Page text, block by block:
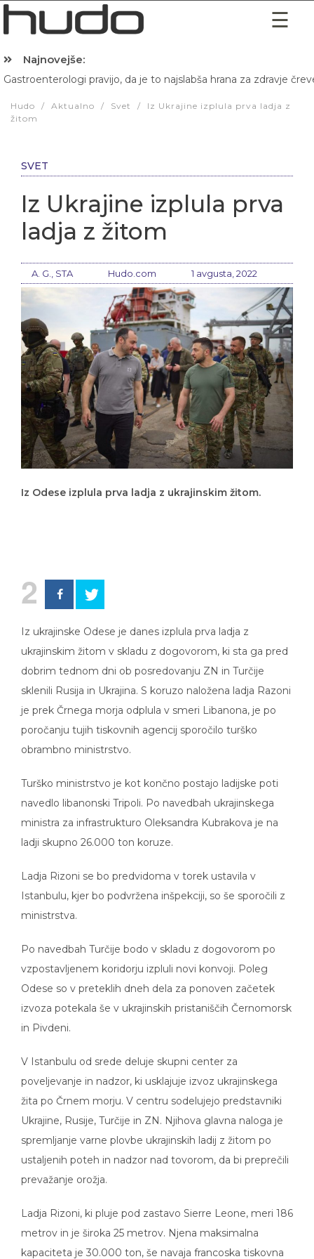
Najnovejše:
Gastroenterologi pravijo, da je to najslabša hrana za zdravje
Hudo / Aktualno / Svet /
Iz Ukrajine izplula prva ladja z
žitom
SVET
Iz Ukrajine izplula prva
ladja z žitom
A. G., STA Hudo.com 1 avgusta, 2022
Iz Odese izplula prva ladja z ukrajinskim žitom.
2
Iz ukrajinske Odese je danes izplula prva ladja z
ukrajinskim žitom v skladu z dogovorom, ki sta ga pred
dobrim tednom dni ob posredovanju ZN in Turčije
sklenili Rusija in Ukrajina. S koruzo naložena ladja Razoni
je prek Črnega morja odplula v smeri Libanona, je po
poročanju tujih tiskovnih agencij sporočilo turško
obrambno ministrstvo.
Turško ministrstvo je kot končno postajo ladijske poti
navedlo libanonski Tripoli. Po navedbah ukrajinskega
ministra za infrastrukturo Oleksandra Kubrakova je na
ladji skupno 26.000 ton koruze.
Ladja Rizoni se bo predvidoma v torek ustavila v
Istanbulu, kjer bo podvržena inšpekciji, so še sporočili z
ministrstva.
Po navedbah Turčije bodo v skladu z dogovorom po
vzpostavljenem koridorju izpluli novi konvoji. Poleg
Odese so v preteklih dneh dela za ponoven začetek
izvoza potekala še v ukrajinskih pristaniščih Černomorsk
in Pivdeni.
V Istanbulu od srede deluje skupni center za
poveljevanje in nadzor, ki usklajuje izvoz ukrajinskega
žita po Črnem morju. V centru sodelujejo predstavniki
Ukrajine, Rusije, Turčije in ZN. Njihova glavna naloga je
spremljanje varne plovbe ukrajinskih ladij z žitom po
ustaljenih poteh in nadzor nad tovorom, da bi preprečili
prevažanje orožja.
Ladja Rizoni, ki pluje pod zastavo Sierre Leone, meri 186
metrov in je široka 25 metrov. Njena maksimalna
kapaciteta je 30.000 ton, še navaja francoska tiskovna